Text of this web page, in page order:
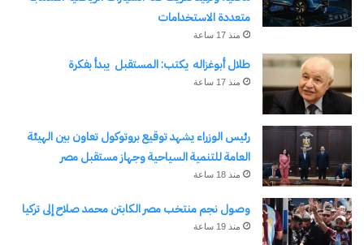
متعددة الاستخدامات
منذ 17 ساعة
طلال أبوغزاله يكتب: المستقبل يبدأ بفكرة
منذ 17 ساعة
رئيس الوزراء يشهد توقيع بروتوكول تعاون بين الهيئة
العامة للتنمية السياحية وجهاز مستقبل مصر
منذ 18 ساعة
وصول نجم منتخب مصر الكابتن محمد صلاح إلى تركيا
منذ 19 ساعة